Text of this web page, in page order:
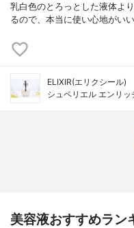
乳白色のとろっとした液体よ
るので、本当に使い心地がい
ELIXIR(エリクシール)
シュペリエル エンリッ
美容液おすすめラン